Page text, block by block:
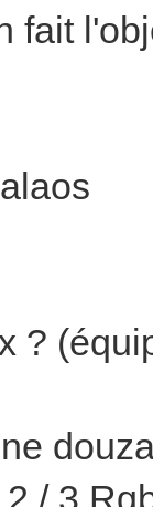
fait
?
/ 3